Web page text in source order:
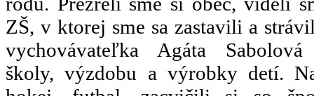
ZŠ, v ktorej sme sa zastavili a
vychovávateľka Agáta
školy, výzdobu a výrobky detí.